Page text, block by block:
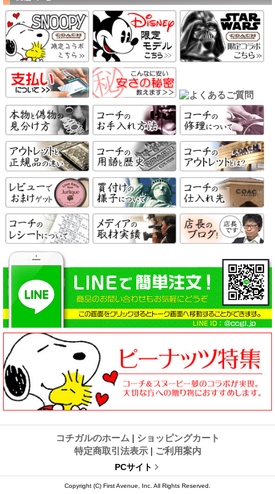
コチガルのホーム | ショッピングカート
特定商取引法表示 | ご利用案内
PCサイト
Copyright (C) First Avenue, Inc. All Rights Reserved.